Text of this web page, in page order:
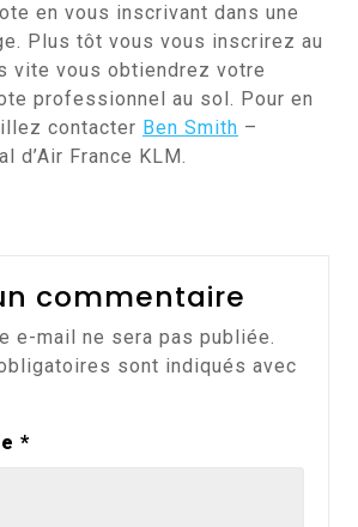
en vous inscrivant dans une
Plus tôt vous vous inscrirez au
vite vous obtiendrez votre
professionnel au sol. Pour en
contacter Ben Smith –
d’Air France KLM.
commentaire
e-mail ne sera pas publiée.
sont indiqués avec
*